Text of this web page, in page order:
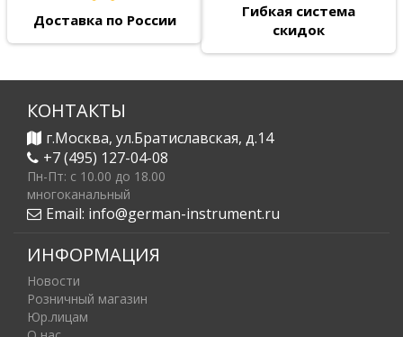
Доставка по России
Гибкая система
скидок
КОНТАКТЫ
г.Москва, ул.Братиславская, д.14
+7 (495) 127-04-08
Пн-Пт: c 10.00 до 18.00
многоканальный
Email: info@german-instrument.ru
ИНФОРМАЦИЯ
Новости
Розничный магазин
Юр.лицам